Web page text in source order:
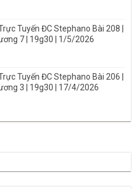
Tuyến ĐC Stephano Bài 208 |
7 | 19g30 | 1/5/2026
Tuyến ĐC Stephano Bài 206 |
3 | 19g30 | 17/4/2026